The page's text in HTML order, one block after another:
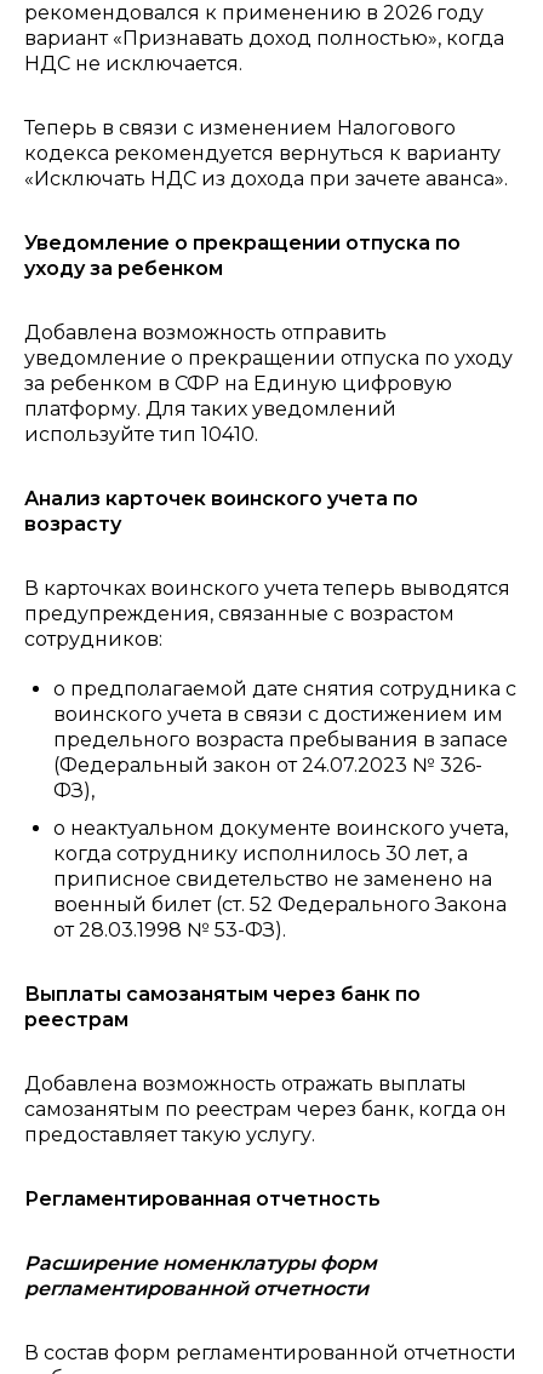
рекомендовался к применению в 2026 году
вариант «Признавать доход полностью», когда
НДС не исключается.
Теперь в связи с изменением Налогового
кодекса рекомендуется вернуться к варианту
«Исключать НДС из дохода при зачете аванса».
Уведомление о прекращении отпуска по
уходу за ребенком
Добавлена возможность отправить
уведомление о прекращении отпуска по уходу
за ребенком в СФР на Единую цифровую
платформу. Для таких уведомлений
используйте тип 10410.
Анализ карточек воинского учета по
возрасту
В карточках воинского учета теперь выводятся
предупреждения, связанные с возрастом
сотрудников:
о предполагаемой дате снятия сотрудника с
воинского учета в связи с достижением им
предельного возраста пребывания в запасе
(Федеральный закон от 24.07.2023 № 326-
ФЗ),
о неактуальном документе воинского учета,
когда сотруднику исполнилось 30 лет, а
приписное свидетельство не заменено на
военный билет (ст. 52 Федерального Закона
от 28.03.1998 № 53-ФЗ).
Выплаты самозанятым через банк по
реестрам
Добавлена возможность отражать выплаты
самозанятым по реестрам через банк, когда он
предоставляет такую услугу.
Регламентированная отчетность
Расширение номенклатуры форм
регламентированной отчетности
В состав форм регламентированной отчетности